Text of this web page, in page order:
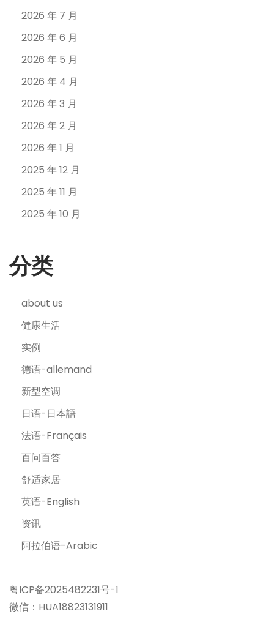
2026 年 7 月
2026 年 6 月
2026 年 5 月
2026 年 4 月
2026 年 3 月
2026 年 2 月
2026 年 1 月
2025 年 12 月
2025 年 11 月
2025 年 10 月
分类
about us
健康生活
实例
德语-allemand
新型空调
日语-日本語
法语-Français
百问百答
舒适家居
英语-English
资讯
阿拉伯语-Arabic
粤ICP备2025482231号-1
微信：HUA18823131911